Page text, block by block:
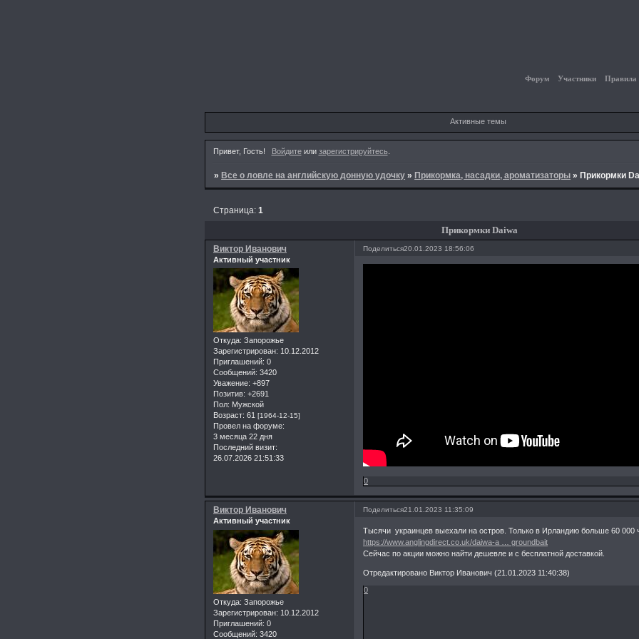
Форум Участники Правила
Активные темы
Привет, Гость! Войдитеили зарегистрируйтесь.
»Все о ловле на английскую донную удочку »Прикормка, насадки, ароматизаторы »Прикормки
Прикормки Daiwa
Страница:1
Поделиться20.01.2023 18:56:06
Виктор Иванович
Активный участник
Откуда: Запорожье
Зарегистрирован: 10.12.2012
Приглашений: 0
Сообщений: 3420
Уважение: +897
Позитив: +2691
Пол: Мужской
Возраст: 61 [1964-12-15]
Провел на форуме:
3 месяца 22 дня
Последний визит:
26.07.2026 21:51:33
0
Поделиться21.01.2023 11:35:09
Виктор Иванович
Активный участник
Откуда: Запорожье
Зарегистрирован: 10.12.2012
Приглашений: 0
Сообщений: 3420
Тысячи украинцев выехали на остров. Только в Ирландию больше 60 000
https://www.anglingdirect.co.uk/daiwa-a … groundbait
Сейчас по акции можно найти дешевле и с бесплатной доставкой.
Отредактировано Виктор Иванович (21.01.2023 11:40:38)
0